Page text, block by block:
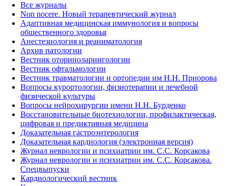
Все журналы
Non nocere. Новый терапевтический журнал
Адаптивная медицинская иммунология и вопросы
общественного здоровья
Анестезиология и реаниматология
Архив патологии
Вестник оториноларингологии
Вестник офтальмологии
Вестник травматологии и ортопедии им Н.Н. Приорова
Вопросы курортологии, физиотерапии и лечебной
физической культуры
Вопросы нейрохирургии имени Н.Н. Бурденко
Восстановительные биотехнологии, профилактическая,
цифровая и предиктивная медицина
Доказательная гастроэнтерология
Доказательная кардиология (электронная версия)
Журнал неврологии и психиатрии им. С.С. Корсакова
Журнал неврологии и психиатрии им. С.С. Корсакова.
Спецвыпуски
Кардиологический вестник